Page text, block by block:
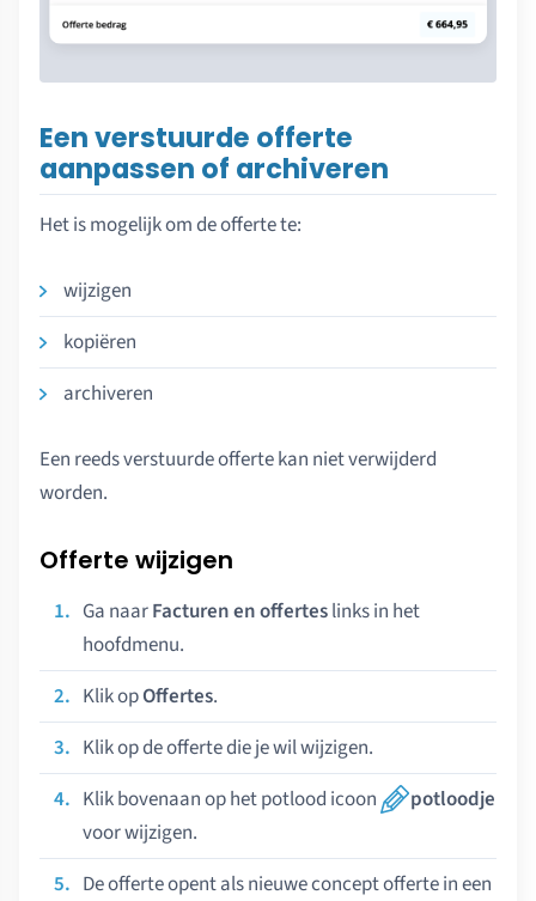
Een verstuurde offerte
aanpassen of archiveren
Het is mogelijk om de offerte te:
wijzigen
kopiëren
archiveren
Een reeds verstuurde offerte kan niet verwijderd
worden.
Offerte wijzigen
Ga naarFacturen en offerteslinks in het
hoofdmenu.
Klik opOffertes.
Klik op de offerte die je wil wijzigen.
Klik bovenaan op het potlood icoon
potloodje
voor wijzigen.
De offerte opent als nieuwe concept offerte in een